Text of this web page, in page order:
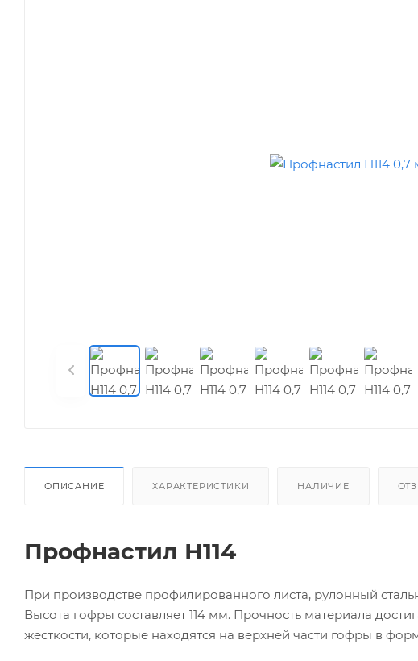
ОПИСАНИЕ ХАРАКТЕРИСТИКИ НАЛИЧИЕ
Профнастил Н114
При производстве профилированного листа, рулонный
Высота гофры составляет 114 мм. Прочность материала
жесткости, которые находятся на верхней части гофры в